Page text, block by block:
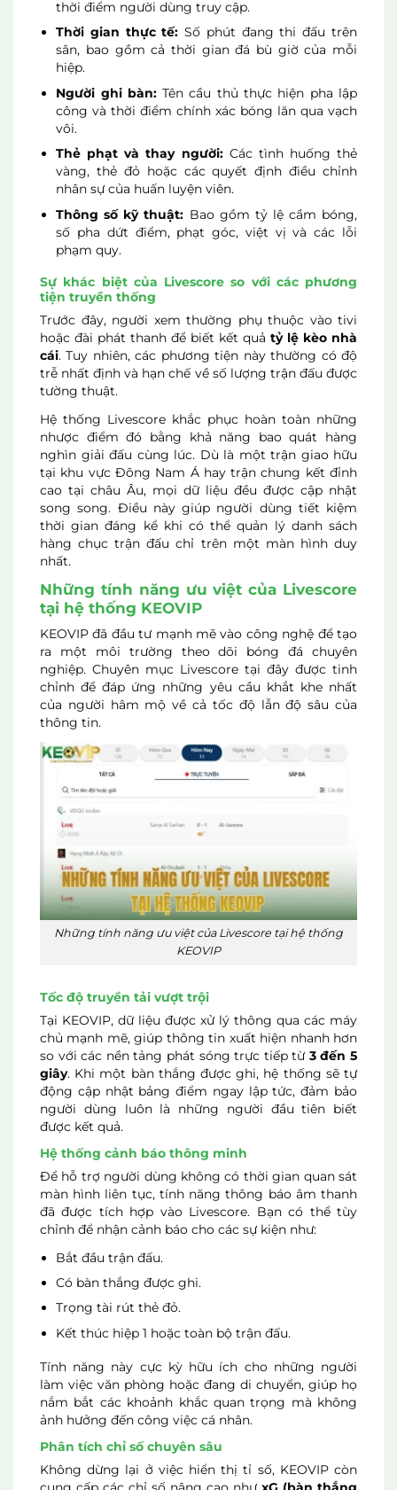
thời điểm người dùng truy cập.
Thời gian thực tế: Số phút đang thi đấu trên
sân, bao gồm cả thời gian đá bù giờ của mỗi
hiệp.
Người ghi bàn:Tên cầu thủ thực hiện pha lập
công và thời điểm chính xác bóng lăn qua vạch
vôi.
Thẻ phạt và thay người:Các tình huống thẻ
vàng, thẻ đỏ hoặc các quyết định điều chỉnh
nhân sự của huấn luyện viên.
Thông số kỹ thuật: Bao gồm tỷ lệ cầm bóng,
số pha dứt điểm, phạt góc, việt vị và các lỗi
phạm quy.
Sự khác biệt của Livescore so với các phương
tiện truyền thống
Trước đây, người xem thường phụ thuộc vào tivi
hoặc đài phát thanh để biết kết quả tỷ lệ kèo nhà
cái. Tuy nhiên, các phương tiện này thường có độ
trễ nhất định và hạn chế về số lượng trận đấu được
tường thuật.
Hệ thống Livescore khắc phục hoàn toàn những
nhược điểm đó bằng khả năng bao quát hàng
nghìn giải đấu cùng lúc. Dù là một trận giao hữu
tại khu vực Đông Nam Á hay trận chung kết đỉnh
cao tại châu Âu, mọi dữ liệu đều được cập nhật
song song. Điều này giúp người dùng tiết kiệm
thời gian đáng kể khi có thể quản lý danh sách
hàng chục trận đấu chỉ trên một màn hình duy
nhất.
Những tính năng ưu việt của Livescore
tại hệ thống KEOVIP
KEOVIP đã đầu tư mạnh mẽ vào công nghệ để tạo
ra một môi trường theo dõi bóng đá chuyên
nghiệp. Chuyên mục Livescore tại đây được tinh
chỉnh để đáp ứng những yêu cầu khắt khe nhất
của người hâm mộ về cả tốc độ lẫn độ sâu của
thông tin.
Những tính năng ưu việt của Livescore tại hệ thống
KEOVIP
Tốc độ truyền tải vượt trội
Tại KEOVIP, dữ liệu được xử lý thông qua các máy
chủ mạnh mẽ, giúp thông tin xuất hiện nhanh hơn
so với các nền tảng phát sóng trực tiếp từ 3 đến 5
giây. Khi một bàn thắng được ghi, hệ thống sẽ tự
động cập nhật bảng điểm ngay lập tức, đảm bảo
người dùng luôn là những người đầu tiên biết
được kết quả.
Hệ thống cảnh báo thông minh
Để hỗ trợ người dùng không có thời gian quan sát
màn hình liên tục, tính năng thông báo âm thanh
đã được tích hợp vào Livescore. Bạn có thể tùy
chỉnh để nhận cảnh báo cho các sự kiện như:
Bắt đầu trận đấu.
Có bàn thắng được ghi.
Trọng tài rút thẻ đỏ.
Kết thúc hiệp 1 hoặc toàn bộ trận đấu.
Tính năng này cực kỳ hữu ích cho những người
làm việc văn phòng hoặc đang di chuyển, giúp họ
nắm bắt các khoảnh khắc quan trọng mà không
ảnh hưởng đến công việc cá nhân.
Phân tích chỉ số chuyên sâu
Không dừng lại ở việc hiển thị tỉ số, KEOVIP còn